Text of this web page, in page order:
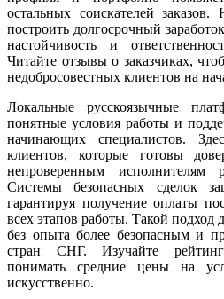
остальных соискателей
построить долгосрочный
настойчивость и
Читайте отзывы о заказчиках,
недобросовестных клиентов на
Локальные русскоязычные
понятные условия работы и
начинающих специалистов.
клиентов, которые готовы
непроверенным исполнителям
Системы безопасных сделок
гарантируя получение оплаты
всех этапов работы. Такой подход
без опыта более безопасным и
стран СНГ. Изучайте
понимать средние цены на
искусственно.